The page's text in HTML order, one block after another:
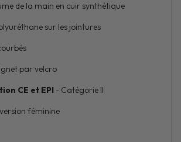
de la main en cuir synthétique
sur les jointures
par velcro
CE et EPI - Catégorie II
féminine